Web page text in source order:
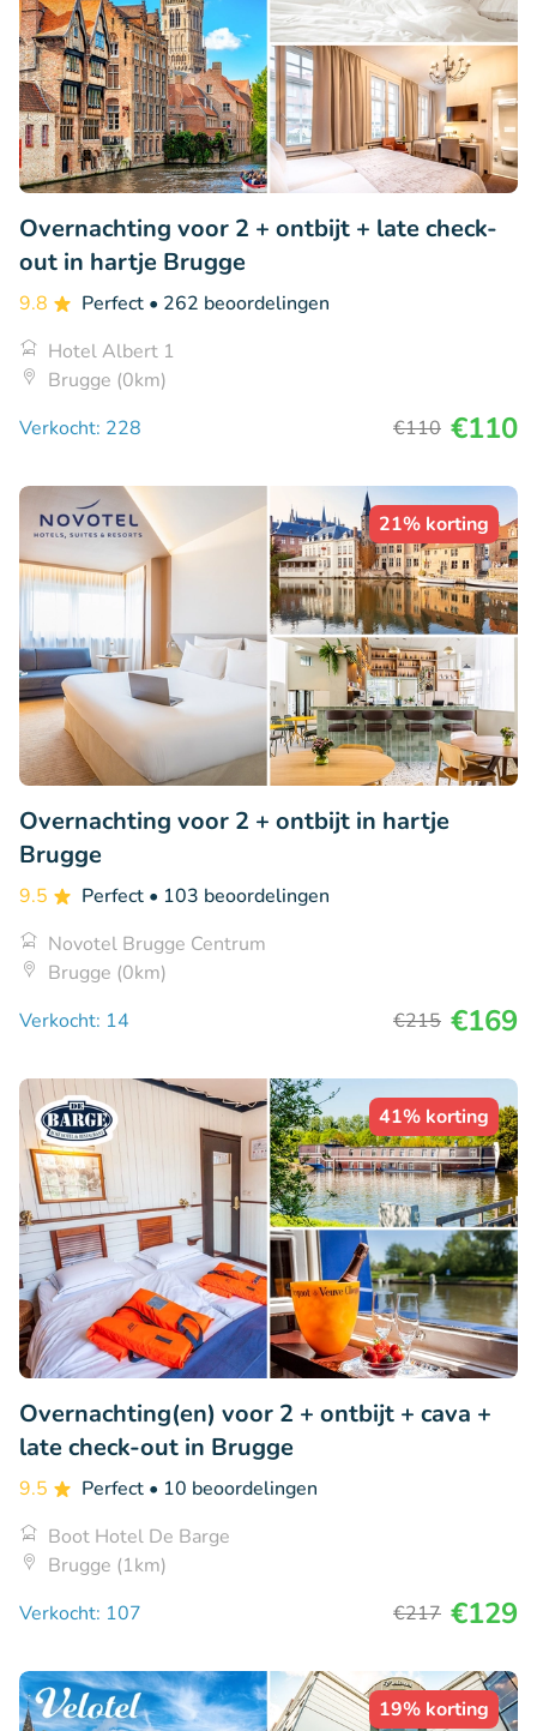
Overnachting voor 2 + ontbijt + late check-
out in hartje Brugge
9.8 Perfect • 262 beoordelingen
Hotel Albert 1
Brugge (0km)
Verkocht: 228
€110 €110
21% korting
Overnachting voor 2 + ontbijt in hartje
Brugge
9.5 Perfect • 103 beoordelingen
Novotel Brugge Centrum
Brugge (0km)
Verkocht: 14
€215 €169
41% korting
Overnachting(en) voor 2 + ontbijt + cava +
late check-out in Brugge
9.5 Perfect • 10 beoordelingen
Boot Hotel De Barge
Brugge (1km)
Verkocht: 107
€217 €129
19% korting